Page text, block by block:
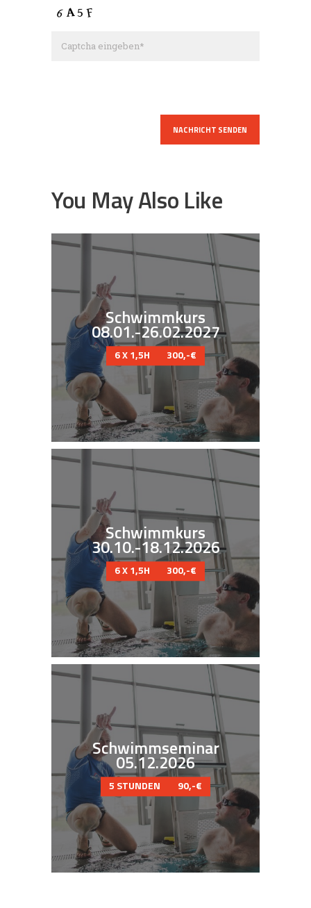
You May Also Like
Schwimmkurs
08.01.-26.02.2027
6 X 1,5H 300,-€
Schwimmkurs
30.10.-18.12.2026
6 X 1,5H 300,-€
Schwimmseminar
05.12.2026
5 STUNDEN 90,-€